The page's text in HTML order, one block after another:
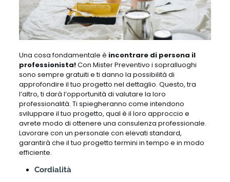
Una cosa fondamentale è incontrare di persona il
professionista!Con Mister Preventivo i sopralluoghi
sono sempre gratuiti e ti danno la possibilità di
approfondire il tuo progetto nel dettaglio. Questo, tra
l’altro, ti darà l’opportunità di valutare la loro
professionalità. Ti spiegheranno come intendono
sviluppare il tuo progetto, qual è il loro approccio e
avrete modo di ottenere una consulenza professionale.
Lavorare con un personale con elevati standard,
garantirà che il tuo progetto termini in tempo e in modo
efficiente.
Cordialità